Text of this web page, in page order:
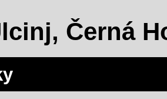
Černá